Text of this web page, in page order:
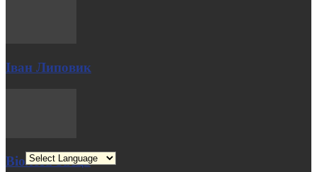
Іван Липовик
Віолета Заєць